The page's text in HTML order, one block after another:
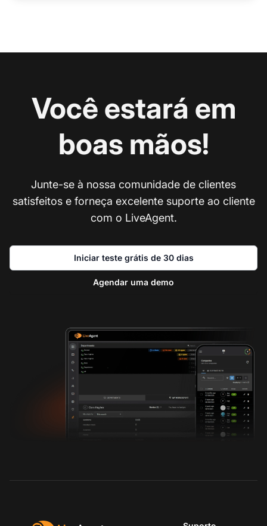
Você estará em
boas mãos!
Junte-se à nossa comunidade de clientes
satisfeitos e forneça excelente suporte ao cliente
com o LiveAgent.
Iniciar teste grátis de 30 dias
Agendar uma demo